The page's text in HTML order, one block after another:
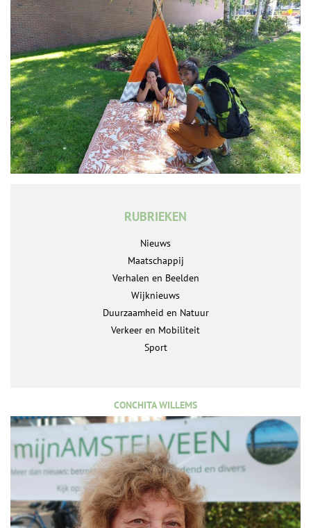
RUBRIEKEN
Nieuws
Maatschappij
Verhalen en Beelden
Wijknieuws
Duurzaamheid en Natuur
Verkeer en Mobiliteit
Sport
CONCHITA WILLEMS